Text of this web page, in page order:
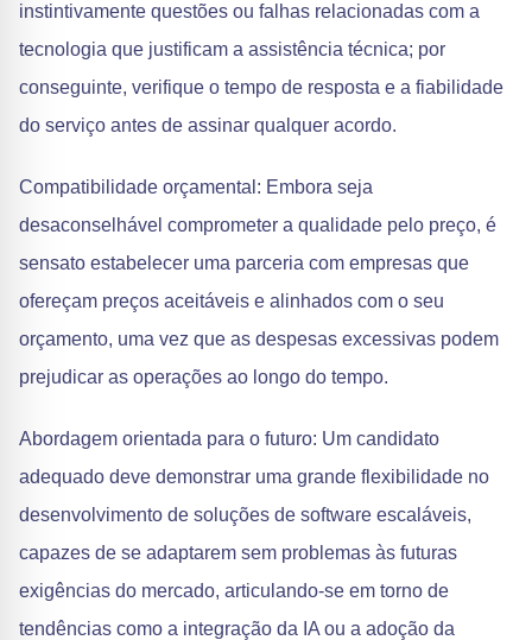
instintivamente questões ou falhas relacionadas com a
tecnologia que justificam a assistência técnica; por
conseguinte, verifique o tempo de resposta e a fiabilidade
do serviço antes de assinar qualquer acordo.
Compatibilidade orçamental: Embora seja
desaconselhável comprometer a qualidade pelo preço, é
sensato estabelecer uma parceria com empresas que
ofereçam preços aceitáveis e alinhados com o seu
orçamento, uma vez que as despesas excessivas podem
prejudicar as operações ao longo do tempo.
Abordagem orientada para o futuro: Um candidato
adequado deve demonstrar uma grande flexibilidade no
desenvolvimento de soluções de software escaláveis,
capazes de se adaptarem sem problemas às futuras
exigências do mercado, articulando-se em torno de
tendências como a integração da IA ou a adoção da